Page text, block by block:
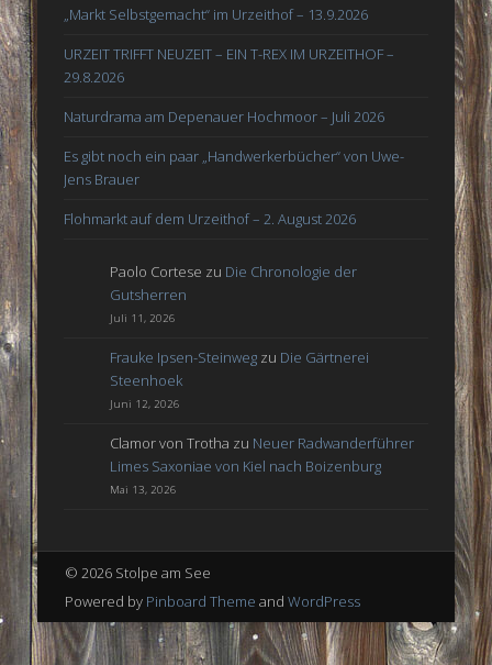
„Markt Selbstgemacht“ im Urzeithof – 13.9.2026
URZEIT TRIFFT NEUZEIT – EIN T-REX IM URZEITHOF –
29.8.2026
Naturdrama am Depenauer Hochmoor – Juli 2026
Es gibt noch ein paar „Handwerkerbücher“ von Uwe-
Jens Brauer
Flohmarkt auf dem Urzeithof – 2. August 2026
Paolo Cortese zu Die Chronologie der
Gutsherren
Juli 11, 2026
Frauke Ipsen-Steinweg zu Die Gärtnerei
Steenhoek
Juni 12, 2026
Clamor von Trotha zu Neuer Radwanderführer
Limes Saxoniae von Kiel nach Boizenburg
Mai 13, 2026
© 2026 Stolpe am See
Powered by Pinboard Theme and WordPress